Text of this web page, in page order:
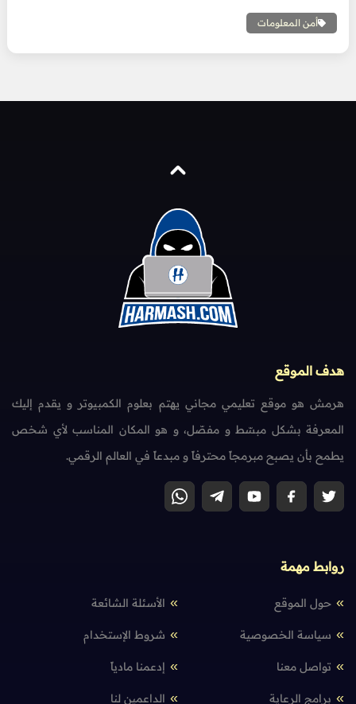
أمن المعلومات
هدف الموقع
هرمش هو موقع تعليمي مجاني يهتم بعلوم الكمبيوتر و يقدم إليك
المعرفة بشكل مبسّط و مفصّل، و هو المكان المناسب لأي شخص
يطمح بأن يصبح مبرمجاً محترفاً و مبدعاً في العالم الرقمي.
روابط مهمة
حول الموقع الأسئلة الشائعة
سياسة الخصوصية شروط الإستخدام
تواصل معنا إدعمنا مادياً
برامج الرعاية الداعمين لنا